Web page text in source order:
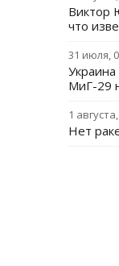
Виктор
что
31 июля,
МиГ-29
1
Нет